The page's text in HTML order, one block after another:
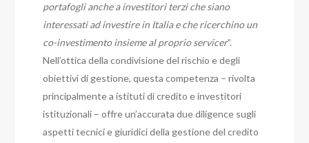
portafogli anche a investitori terzi che siano
interessati ad investire in Italia e che ricerchino un
co-investimento insieme al proprio servicer”.
Nell’ottica della condivisione del rischio e degli
obiettivi di gestione, questa competenza – rivolta
principalmente a istituti di credito e investitori
istituzionali – offre un’accurata due diligence sugli
aspetti tecnici e giuridici della gestione del credito